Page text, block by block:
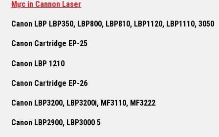
Mực in Cannon Laser
Canon LBP LBP350, LBP800, LBP810, LBP1120, LBP1110, 3050
Canon Cartridge EP-25
Canon LBP 1210
Canon Cartridge EP-26
Canon LBP3200, LBP3200i, MF3110, MF3222
Canon LBP2900, LBP3000 5